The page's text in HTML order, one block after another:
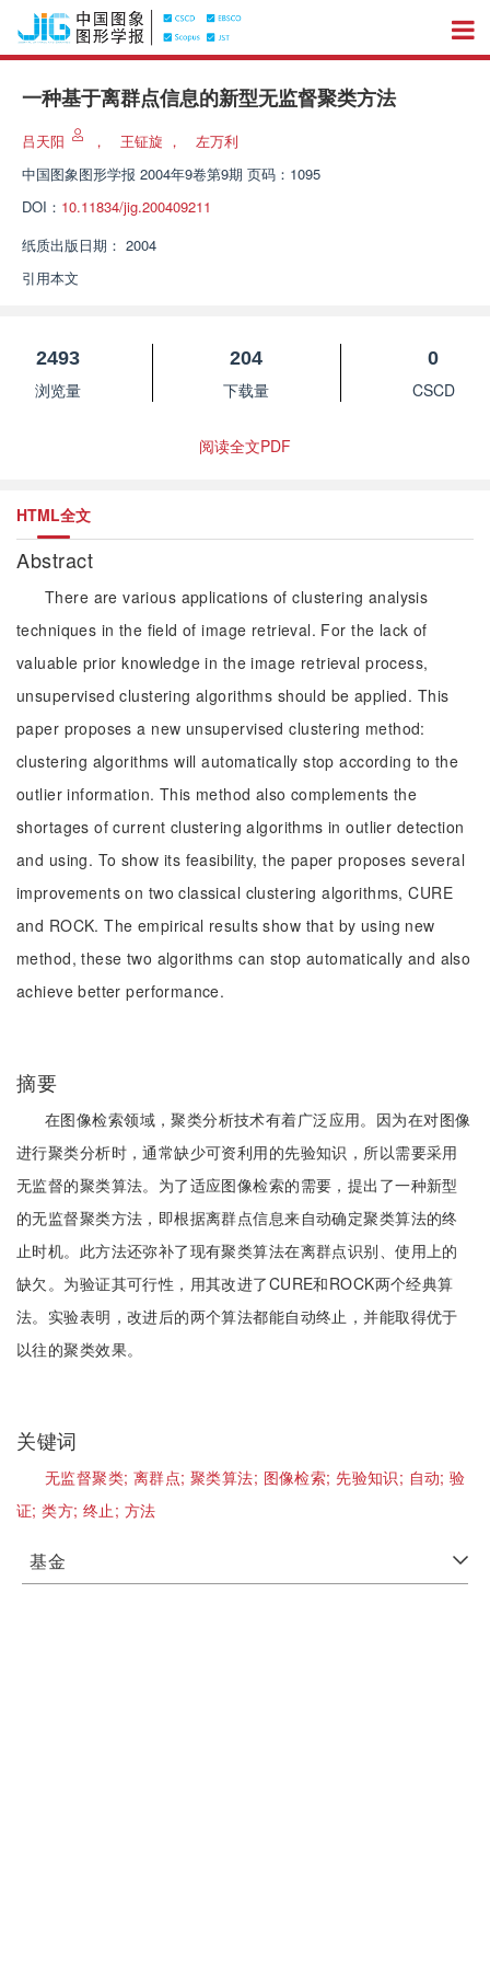
一种基于离群点信息的新型无监督聚类方法
吕天阳 ， 王钲旋 ，
左万利
中国图象图形学报 2004年9卷第9期 页码：1095
DOI： 10.11834/jig.200409211
纸质出版日期： 2004
引用本文
2493
浏览量
204
下载量
0
CSCD
阅读全文PDF
HTML全文
Abstract
There are various applications of clustering analysis
techniques in the field of image retrieval. For the lack of
valuable prior knowledge in the image retrieval process,
unsupervised clustering algorithms should be applied. This
paper proposes a new unsupervised clustering method:
clustering algorithms will automatically stop according to the
outlier information. This method also complements the
shortages of current clustering algorithms in outlier detection
and using. To show its feasibility, the paper proposes several
improvements on two classical clustering algorithms, CURE
and ROCK. The empirical results show that by using new
method, these two algorithms can stop automatically and also
achieve better performance.
摘要
在图像检索领域，聚类分析技术有着广泛应用。因为在对图像
进行聚类分析时，通常缺少可资利用的先验知识，所以需要采用
无监督的聚类算法。为了适应图像检索的需要，提出了一种新型
的无监督聚类方法，即根据离群点信息来自动确定聚类算法的终
止时机。此方法还弥补了现有聚类算法在离群点识别、使用上的
缺欠。为验证其可行性，用其改进了CURE和ROCK两个经典算
法。实验表明，改进后的两个算法都能自动终止，并能取得优于
以往的聚类效果。
关键词
无监督聚类; 离群点;聚类算法; 图像检索;先验知识; 自动;验
证;类方; 终止; 方法
基金